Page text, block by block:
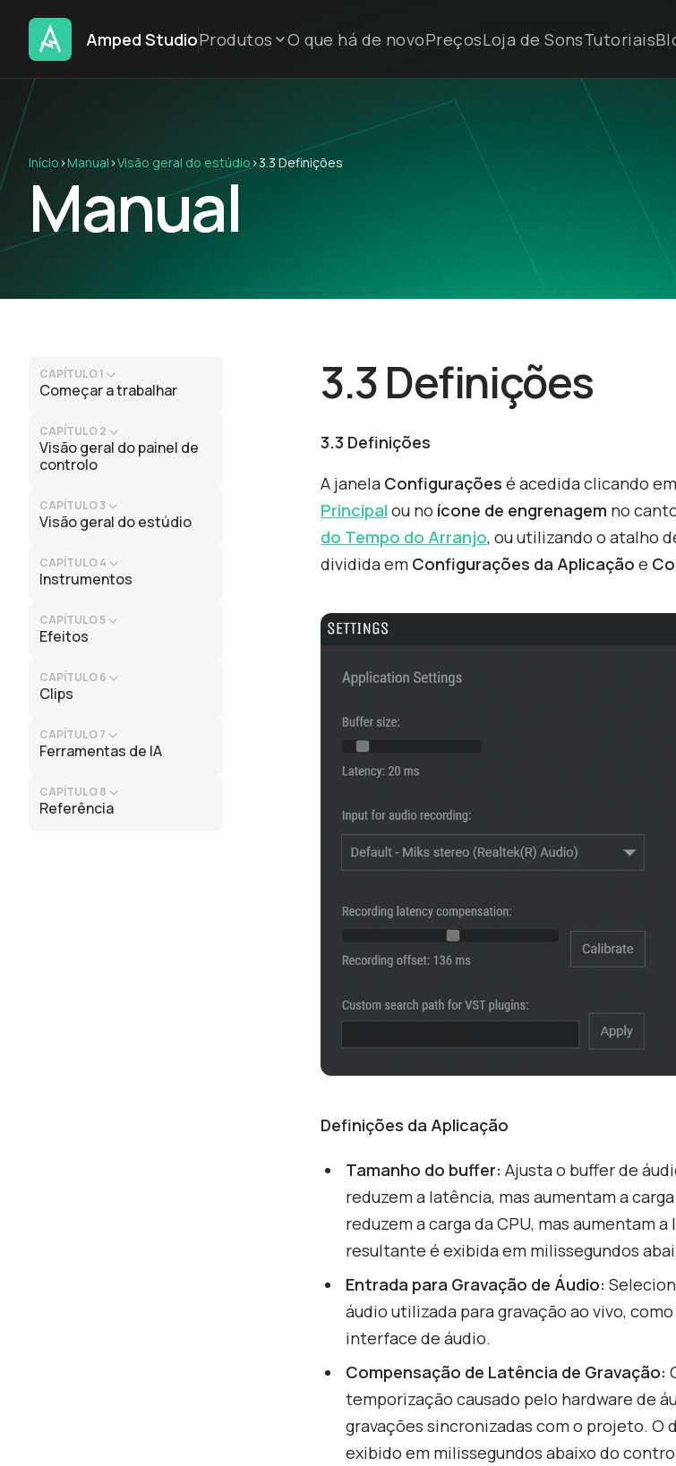
Amped StudioProdutos O que há de novoPreçosLoja de SonsTutoriais
Início ›Manual ›Visão geral do estúdio›3.3 Definições
Manual
CAPÍTULO 1
Começar a trabalhar
CAPÍTULO 2
Visão geral do painel de
controlo
CAPÍTULO 3
Visão geral do estúdio
CAPÍTULO 4
Instrumentos
CAPÍTULO 5
Efeitos
CAPÍTULO 6
Clips
CAPÍTULO 7
Ferramentas de IA
CAPÍTULO 8
Referência
3.3 Definições
3.3 Definições
A janela Configurações é acedida clicando em
Principal ou no ícone de engrenagem no
do Tempo do Arranjo, ou utilizando o atalho
dividida em Configurações da Aplicação e
Definições da Aplicação
Tamanho do buffer: Ajusta o buffer de
reduzem a latência, mas aumentam a
reduzem a carga da CPU, mas aumentam
resultante é exibida em milissegundos
Entrada para Gravação de Áudio:
áudio utilizada para gravação ao vivo,
interface de áudio.
Compensação de Latência de Gravação:
temporização causado pelo hardware de
gravações sincronizadas com o projeto. O
exibido em milissegundos abaixo do